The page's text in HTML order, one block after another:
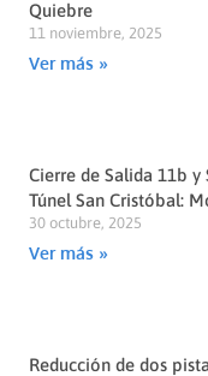
Quiebre
11 noviembre, 2025
Ver más »
Cierre de Salida 11b y
Túnel San Cristóbal:
30 octubre, 2025
Ver más »
Reducción de dos